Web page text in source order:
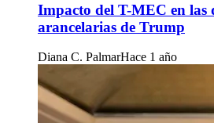
Impacto del T-MEC en las
arancelarias de Trump
Diana C. PalmarHace 1 año